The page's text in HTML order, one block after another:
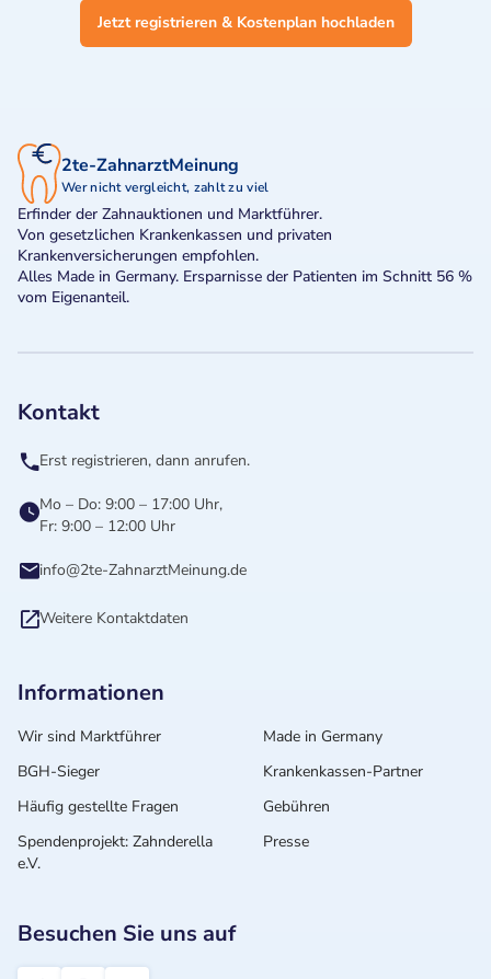
Jetzt registrieren & Kostenplan hochladen
2te-ZahnarztMeinung
Wer nicht vergleicht, zahlt zu viel
Erfinder der Zahnauktionen und Marktführer.
Von gesetzlichen Krankenkassen und privaten
Krankenversicherungen empfohlen.
Alles Made in Germany. Ersparnisse der Patienten im Schnitt 56 %
vom Eigenanteil.
Kontakt
Erst registrieren, dann anrufen.
Mo – Do: 9:00 – 17:00 Uhr,
Fr: 9:00 – 12:00 Uhr
info@2te-ZahnarztMeinung.de
Weitere Kontaktdaten
Informationen
Wir sind Marktführer
Made in Germany
BGH-Sieger
Krankenkassen-Partner
Häufig gestellte Fragen
Gebühren
Spendenprojekt: Zahnderella
e.V.
Presse
Besuchen Sie uns auf